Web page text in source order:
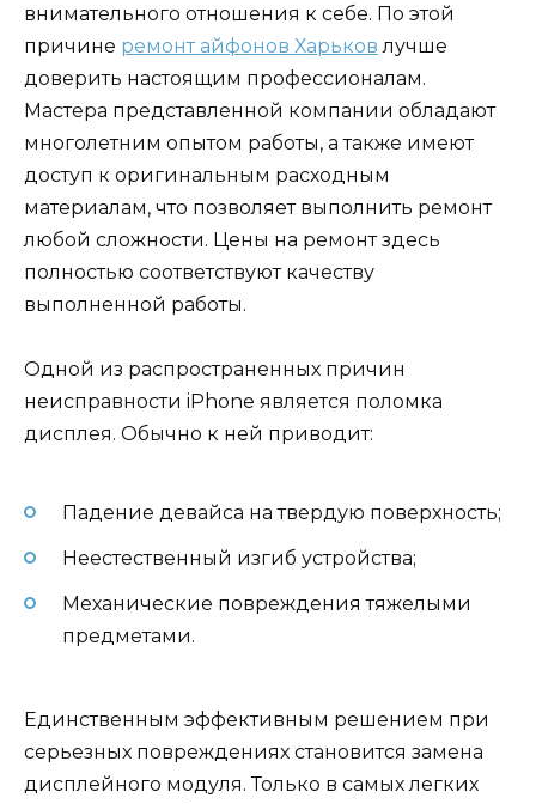
внимательного отношения к себе. По этой
причине ремонт айфонов Харьков лучше
доверить настоящим профессионалам.
Мастера представленной компании обладают
многолетним опытом работы, а также имеют
доступ к оригинальным расходным
материалам, что позволяет выполнить ремонт
любой сложности. Цены на ремонт здесь
полностью соответствуют качеству
выполненной работы.
Одной из распространенных причин
неисправности iPhone является поломка
дисплея. Обычно к ней приводит:
Падение девайса на твердую поверхность;
Неестественный изгиб устройства;
Механические повреждения тяжелыми
предметами.
Единственным эффективным решением при
серьезных повреждениях становится замена
дисплейного модуля. Только в самых легких